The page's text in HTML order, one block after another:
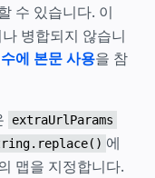
수 있습니다. 이
병합되지 않습니
에 본문 사용을 참
extraUrlParams
에
맵을 지정합니다.